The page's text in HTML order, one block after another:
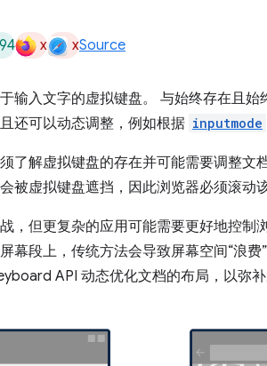
94 x xSource
输入文字的虚拟键盘。 与始终存在且
还可以动态调整，例如根据 inputmode
了解虚拟键盘的存在并可能需要调整文
被虚拟键盘遮挡，因此浏览器必须滚动
，但更复杂的应用可能需要更好地控制
幕段上，传统方法会导致屏幕空间“浪
API 动态优化文档的布局，以弥补